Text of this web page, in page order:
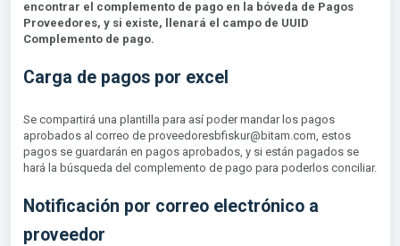
encontrar el complemento de pago en la bóveda de Pagos
Proveedores, y si existe, llenará el campo de UUID
Complemento de pago.
Carga de pagos por excel
Se compartirá una plantilla para así poder mandar los pagos
aprobados al correo de proveedoresbfiskur@bitam.com, estos
pagos se guardarán en pagos aprobados, y si están pagados se
hará la búsqueda del complemento de pago para poderlos conciliar.
Notificación por correo electrónico a
proveedor